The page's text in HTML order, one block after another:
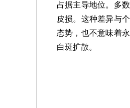
占据主导地位。多
皮损。这种差异与
态势，也不意味着
白斑扩散。